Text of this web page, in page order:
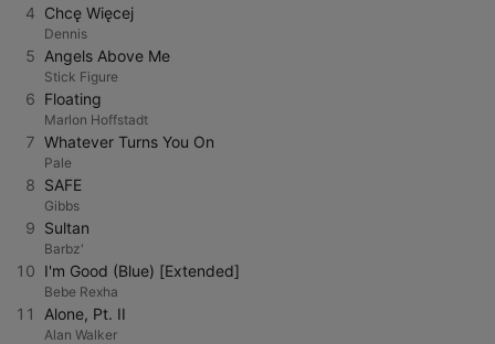
4 Chcę Więcej
Dennis
5 Angels Above Me
Stick Figure
6 Floating
Marlon Hoffstadt
7 Whatever Turns You On
Pale
8 SAFE
Gibbs
9 Sultan
Barbz'
10 I'm Good (Blue) [Extended]
Bebe Rexha
11 Alone, Pt. II
Alan Walker